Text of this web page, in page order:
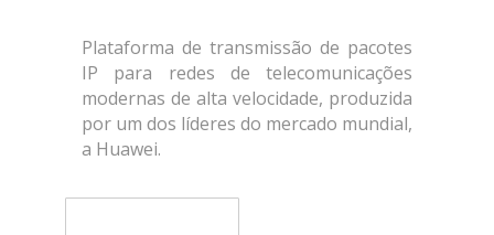
Plataforma de transmissão de pacotes
IP para redes de telecomunicações
modernas de alta velocidade, produzida
por um dos líderes do mercado mundial,
a Huawei.